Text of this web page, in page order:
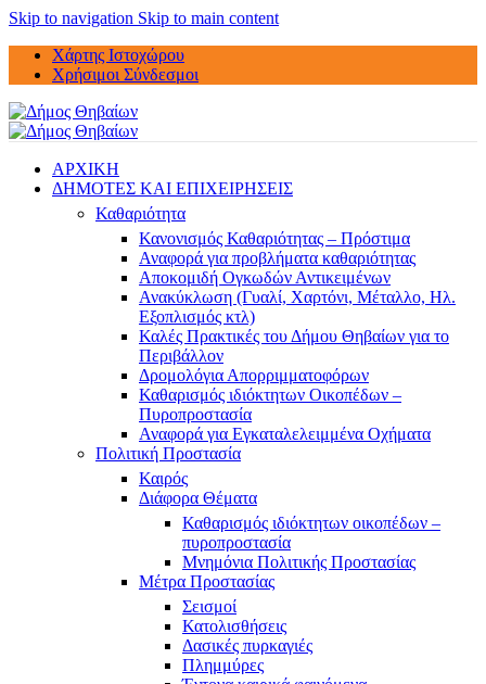
Skip to navigation Skip to main content
Χάρτης Ιστοχώρου
Χρήσιμοι Σύνδεσμοι
ΑΡΧΙΚΗ
ΔΗΜΟΤΕΣ ΚΑΙ ΕΠΙΧΕΙΡΗΣΕΙΣ
Καθαριότητα
Κανονισμός Καθαριότητας – Πρόστιμα
Αναφορά για προβλήματα καθαριότητας
Αποκομιδή Ογκωδών Αντικειμένων
Ανακύκλωση (Γυαλί, Χαρτόνι, Μέταλλο, Ηλ.
Εξοπλισμός κτλ)
Καλές Πρακτικές του Δήμου Θηβαίων για το
Περιβάλλον
Δρομολόγια Απορριμματοφόρων
Καθαρισμός ιδιόκτητων Οικοπέδων –
Πυροπροστασία
Αναφορά για Εγκαταλελειμμένα Οχήματα
Πολιτική Προστασία
Καιρός
Διάφορα Θέματα
Καθαρισμός ιδιόκτητων οικοπέδων –
πυροπροστασία
Μνημόνια Πολιτικής Προστασίας
Μέτρα Προστασίας
Σεισμοί
Κατολισθήσεις
Δασικές πυρκαγιές
Πλημμύρες